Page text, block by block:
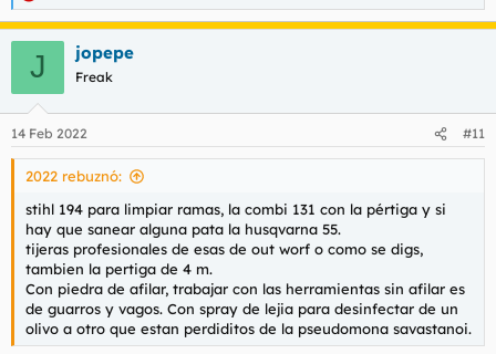
e
a
e
s
J jopepe
Freak
14 Feb 2022 #11
2022 rebuznó:
stihl 194 para limpiar ramas, la combi 131 con la pértiga y si
hay que sanear alguna pata la husqvarna 55.
tijeras profesionales de esas de out worf o como se digs,
tambien la pertiga de 4 m.
Con piedra de afilar, trabajar con las herramientas sin afilar es
de guarros y vagos. Con spray de lejia para desinfectar de un
olivo a otro que estan perdiditos de la pseudomona savastanoi.